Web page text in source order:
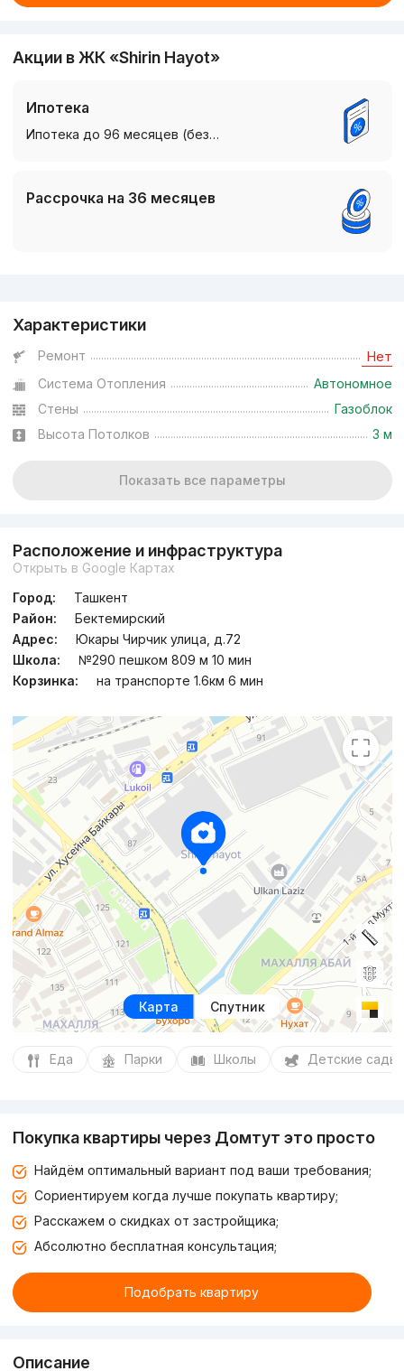
Акции в ЖК «Shirin Hayot»
Ипотека
Ипотека до 96 месяцев (без…
Рассрочка на 36 месяцев
Характеристики
Ремонт Нет
Система Отопления
Автономное
Стены
Газоблок
Высота Потолков
3 м
Показать все параметры
Расположение и инфраструктура
Открыть в Google Картах
Город:
Ташкент
Район:
Бектемирский
Адрес:
Юкары Чирчик улица, д.72
Школа:
№290 пешком 809 м 10 мин
Корзинка:
на транспорте 1.6км 6 мин
Карта Спутник
Еда Парки Школы Детские сады
Покупка квартиры через Домтут это просто
Найдём оптимальный вариант под ваши требования;
Сориентируем когда лучше покупать квартиру;
Расскажем о скидках от застройщика;
Абсолютно бесплатная консультация;
Подобрать квартиру
Описание